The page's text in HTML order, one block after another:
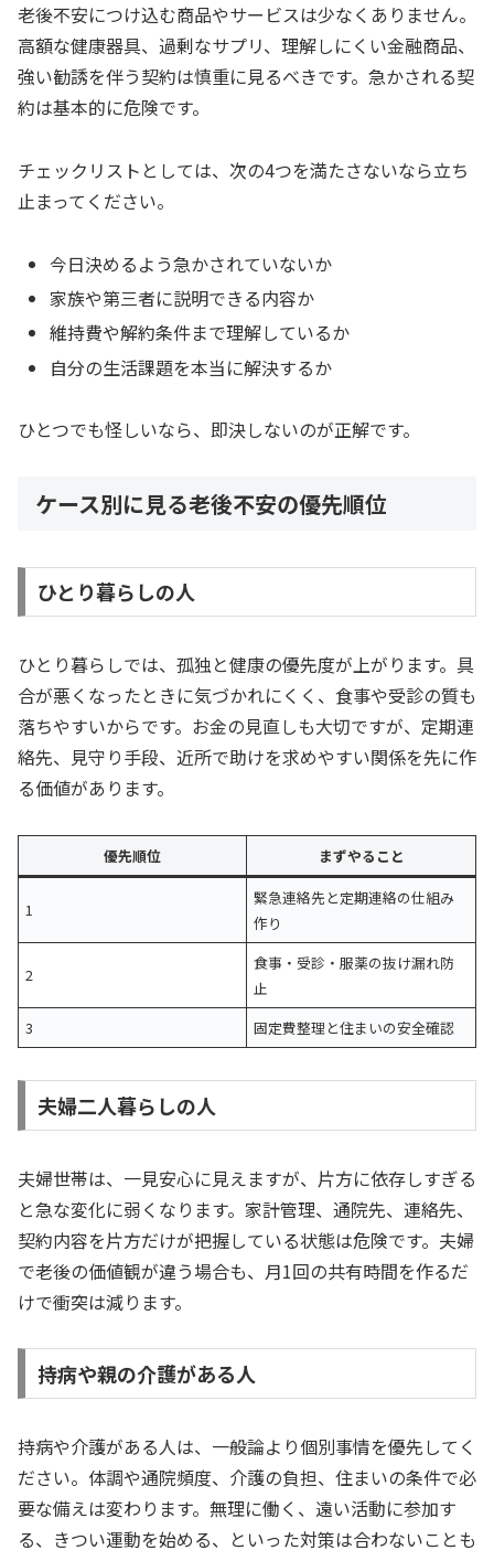
老後不安につけ込む商品やサービスは少なくありません。
高額な健康器具、過剰なサプリ、理解しにくい金融商品、
強い勧誘を伴う契約は慎重に見るべきです。急かされる契
約は基本的に危険です。
チェックリストとしては、次の4つを満たさないなら立ち
止まってください。
今日決めるよう急かされていないか
家族や第三者に説明できる内容か
維持費や解約条件まで理解しているか
自分の生活課題を本当に解決するか
ひとつでも怪しいなら、即決しないのが正解です。
ケース別に見る老後不安の優先順位
ひとり暮らしの人
ひとり暮らしでは、孤独と健康の優先度が上がります。具
合が悪くなったときに気づかれにくく、食事や受診の質も
落ちやすいからです。お金の見直しも大切ですが、定期連
絡先、見守り手段、近所で助けを求めやすい関係を先に作
る価値があります。
優先順位 まずやること
1
緊急連絡先と定期連絡の仕組み
作り
2
食事・受診・服薬の抜け漏れ防
止
3
固定費整理と住まいの安全確認
夫婦二人暮らしの人
夫婦世帯は、一見安心に見えますが、片方に依存しすぎる
と急な変化に弱くなります。家計管理、通院先、連絡先、
契約内容を片方だけが把握している状態は危険です。夫婦
で老後の価値観が違う場合も、月1回の共有時間を作るだ
けで衝突は減ります。
持病や親の介護がある人
持病や介護がある人は、一般論より個別事情を優先してく
ださい。体調や通院頻度、介護の負担、住まいの条件で必
要な備えは変わります。無理に働く、遠い活動に参加す
る、きつい運動を始める、といった対策は合わないことも